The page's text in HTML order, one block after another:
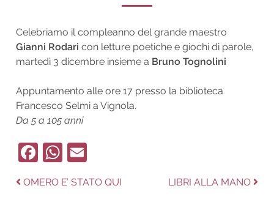
Celebriamo il compleanno del grande maestro
Gianni Rodari con letture poetiche e giochi di parole,
martedì 3 dicembre insieme a Bruno Tognolini
Appuntamento alle ore 17 presso la biblioteca
Francesco Selmi a Vignola.
Da 5 a 105 anni
Facebook
WhatsApp
Navigazione
Previous
OMERO E’ STATO QUI
Next
LIBRI ALLA MANO